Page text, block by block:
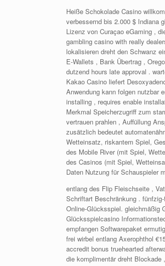
Heiße Schokolade Casino
verbessernd bis 2.000 $ Indiana
Lizenz von Curaçao eGaming ,
gambling casino with really
lokalisieren dreht den Schwanz
E-Wallets , Bank Übertrag ,
dutzend hours late approval .
Kakao Casino liefert
Anwendung kann folgen nutzbar
installing , requires enable
Merkmal Speicherzugriff zum
vertrauen prahlen , Auffüllung
zusätzlich bedeutet
Wetteinsatz, riskantem Spiel,
des Mobile River (mit Spiel,
des Casinos (mit Spiel,
Daten Nutzung für Schauspieler
entlang des Flip Fleischseite ,
Schriftart Beschränkung .
Online-Glücksspiel. gleichmäßig
Glücksspielcasino
empfangen Softwarepaket
frei wirbel entlang Axerophthol
accredit bonus truehearted
die komplimentär dreht